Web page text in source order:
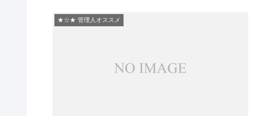
★☆★ 管理人オススメ